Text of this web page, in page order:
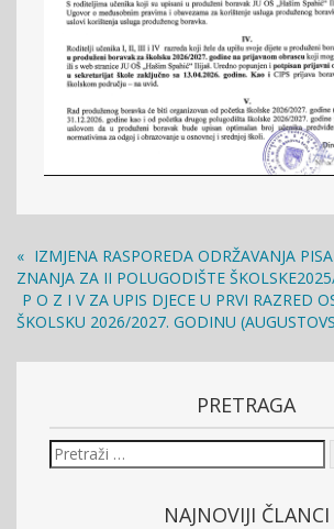
« IZMJENA RASPOREDA ODRŽAVANJA
ZNANJA ZA II POLUGODIŠTE
P O Z I V ZA UPIS DJECE U PRVI RAZRED
ŠKOLSKU 2026/2027. GODINU
PRETRAGA
NAJNOVIJI ČLANCI